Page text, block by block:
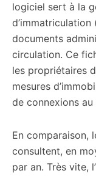
logiciel sert à la
documents
circulation. Ce
les propriétaires
mesures
de connexions
En comparaison,
consultent, en
par an. Très vite,